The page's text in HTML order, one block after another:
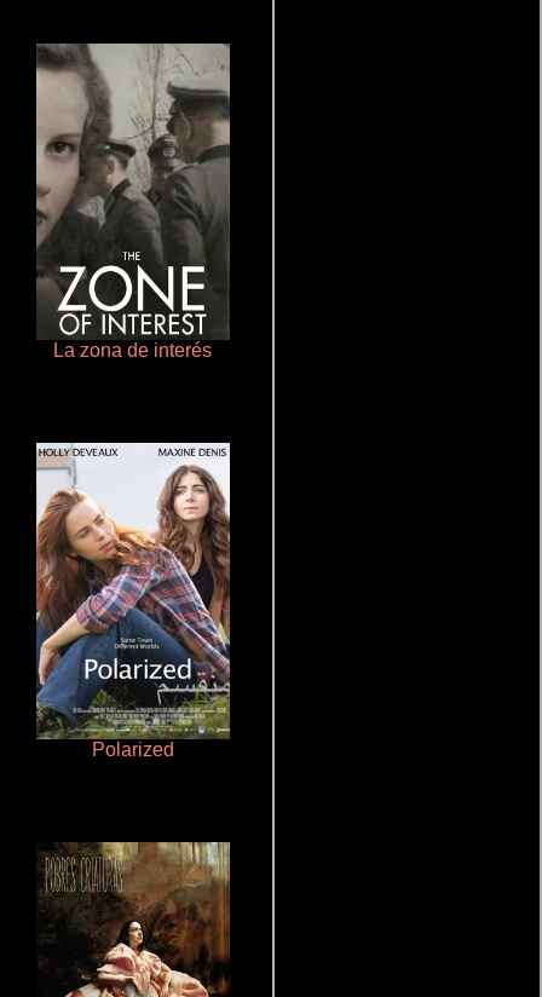
La zona de interés
Polarized